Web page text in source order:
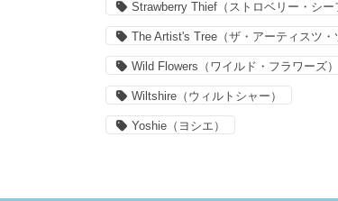
Strawberry Thief（ストロベリー・シー
The Artist's Tree（ザ・アーティスツ・
Wild Flowers（ワイルド・フラワーズ）
Wiltshire（ウィルトシャー）
Yoshie（ヨシエ）